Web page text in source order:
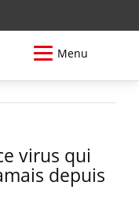
Menu
virus qui
depuis